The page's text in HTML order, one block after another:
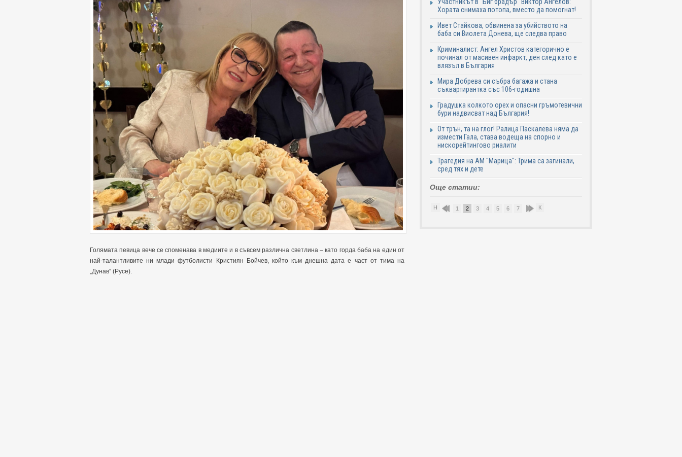
Голямата певица вече се споменава в медиите и в съвсем различна светлина – като горда баба на един от
най-талантливите ни млади футболисти Кристиян Бойчев, който към днешна дата е част от тима на
„Дунав“ (Русе).
Хората снимаха потопа, вместо да помогнат!
Ивет Стайкова, обвинена за убийството на
баба си Виолета Донева, ще следва право
Криминалист: Ангел Христов категорично е
починал от масивен инфаркт, ден след като е
влязъл в България
Мира Добрева си събра багажа и стана
съквартирантка със 106-годишна
Градушка колкото орех и опасни гръмотевични
бури надвисват над България!
От трън, та на глог! Ралица Паскалева няма да
измести Гала, става водеща на спорно и
нискорейтингово риалити
Трагедия на АМ "Марица": Трима са загинали,
сред тях и дете
Още статии:
Н 1 2 3 4 5 6 7 8 9К